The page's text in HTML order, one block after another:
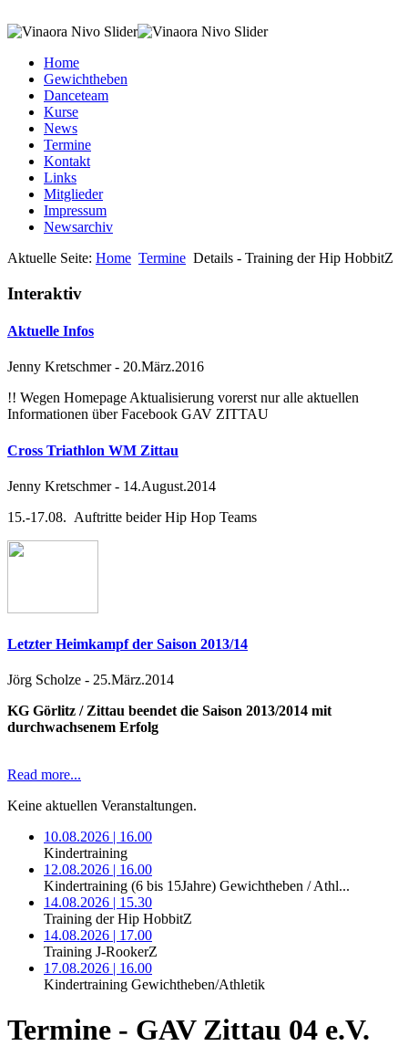
Home
Gewichtheben
Danceteam
Kurse
News
Termine
Kontakt
Links
Mitglieder
Impressum
Newsarchiv
Aktuelle Seite: Home Termine Details - Training der Hip HobbitZ
Interaktiv
Aktuelle Infos
Jenny Kretschmer- 20.März.2016
!! Wegen Homepage Aktualisierung vorerst nur alle aktuellen
Informationen über Facebook GAV ZITTAU
Cross Triathlon WM Zittau
Jenny Kretschmer- 14.August.2014
15.-17.08. Auftritte beider Hip Hop Teams
Letzter Heimkampf der Saison 2013/14
Jörg Scholze - 25.März.2014
KG Görlitz / Zittau beendet die Saison 2013/2014 mit
durchwachsenem Erfolg
Read more...
Keine aktuellen Veranstaltungen.
10.08.2026 | 16.00
Kindertraining
12.08.2026 | 16.00
Kindertraining (6 bis 15Jahre) Gewichtheben / Athl...
14.08.2026 | 15.30
Training der Hip HobbitZ
14.08.2026 | 17.00
Training J-RookerZ
17.08.2026 | 16.00
Kindertraining Gewichtheben/Athletik
Termine - GAV Zittau 04 e.V.